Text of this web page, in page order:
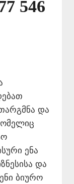
546
და
ენა
და
ბიურო